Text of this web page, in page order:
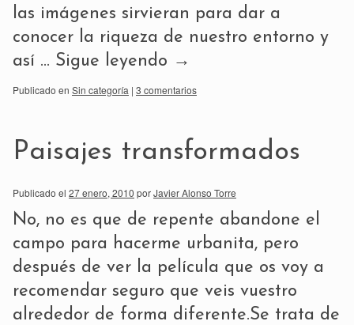
las imágenes sirvieran para dar a
conocer la riqueza de nuestro entorno y
así … Sigue leyendo →
Publicado en Sin categoría | 3 comentarios
Paisajes transformados
Publicado el 27 enero, 2010 porJavier Alonso Torre
No, no es que de repente abandone el
campo para hacerme urbanita, pero
después de ver la película que os voy a
recomendar seguro que veis vuestro
alrededor de forma diferente.Se trata de